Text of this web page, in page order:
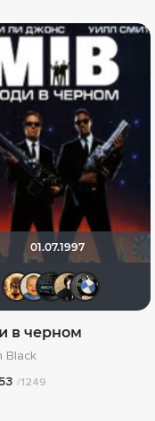
Белая
01.07.1997
Leksus81
в черном
Black
53 /1249